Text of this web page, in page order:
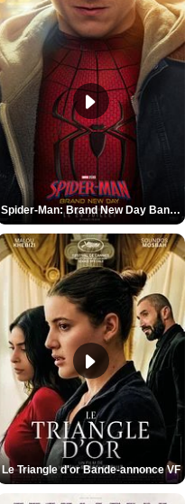
Spider-Man: Brand New Day Bande-annonce VO STFR
Le Triangle d'or Bande-annonce VF